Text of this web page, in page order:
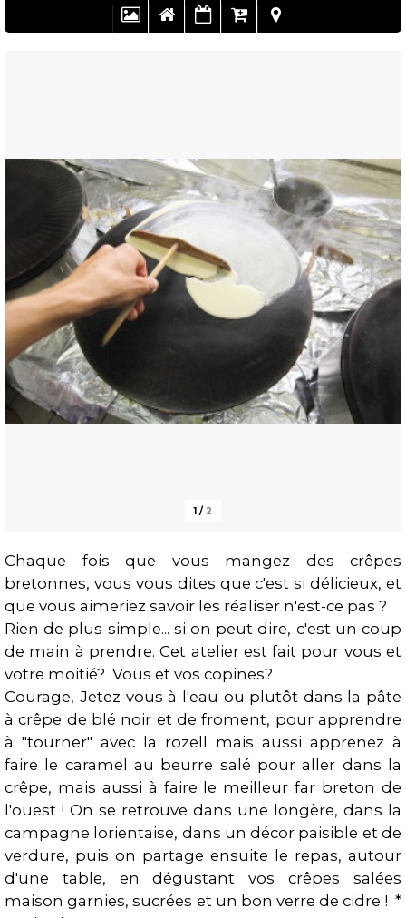
1 / 2
Présentation
Chaque fois que vous mangez des crêpes
bretonnes, vous vous dites que c'est si délicieux, et
que vous aimeriez savoir les réaliser n'est-ce pas ?
Rien de plus simple... si on peut dire, c'est un coup
de main à prendre. Cet atelier est fait pour vous et
votre moitié? Vous et vos copines?
Courage, Jetez-vous à l'eau ou plutôt dans la pâte
à crêpe de blé noir et de froment, pour apprendre
à "tourner" avec la rozell mais aussi apprenez à
faire le caramel au beurre salé pour aller dans la
crêpe, mais aussi à faire le meilleur far breton de
l'ouest ! On se retrouve dans une longère, dans la
campagne lorientaise, dans un décor paisible et de
verdure, puis on partage ensuite le repas, autour
d'une table, en dégustant vos crêpes salées
maison garnies, sucrées et un bon verre de cidre ! *